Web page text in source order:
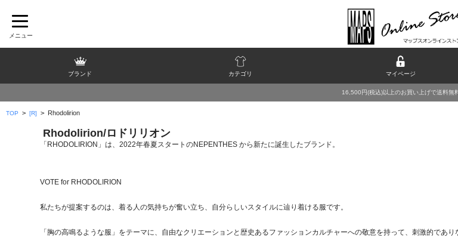
ブランド カテゴリ マイページ
16,500円(税込)以上のお買い上げで送料無
TOP > [R] > Rhodolirion
Rhodolirion/ロドリリオン
「RHODOLIRION」は、2022年春夏スタートのNEPENTHES から新たに誕生したブランド。
VOTE for RHODOLIRION
私たちが提案するのは、着る人の気持ちが奮い立ち、自分らしいスタイルに辿り着ける服です。
「胸の高鳴るような服」をテーマに、自由なクリエーションと歴史あるファッションカルチャーへの敬意を持って、刺激的であり